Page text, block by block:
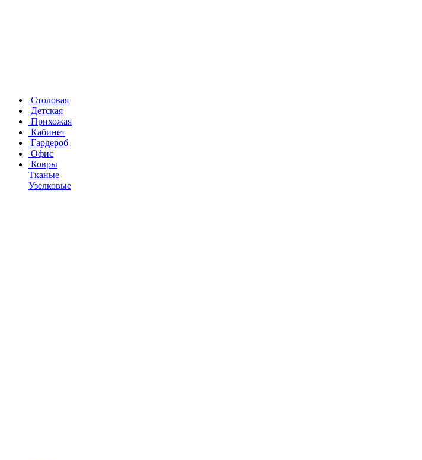
Столовая
Детская
Прихожая
Кабинет
Гардероб
Офис
Ковры
Тканые
Узелковые